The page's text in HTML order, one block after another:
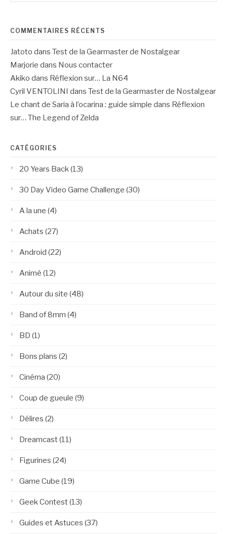
COMMENTAIRES RÉCENTS
Jatoto dans Test de la Gearmaster de Nostalgear
Marjorie dans Nous contacter
Akiko dans Réflexion sur… La N64
Cyril VENTOLINI dans Test de la Gearmaster de Nostalgear
Le chant de Saria à l’ocarina : guide simple dans Réflexion
sur… The Legend of Zelda
CATÉGORIES
20 Years Back(13)
30 Day Video Game Challenge (30)
A la une (4)
Achats (27)
Android (22)
Animé (12)
Autour du site (48)
Band of 8mm (4)
BD (1)
Bons plans (2)
Cinéma (20)
Coup de gueule (9)
Délires (2)
Dreamcast(11)
Figurines (24)
Game Cube (19)
Geek Contest(13)
Guides et Astuces (37)